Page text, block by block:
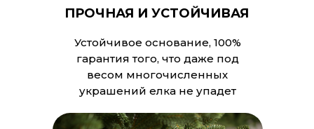
ПРОЧНАЯ И УСТОЙЧИВАЯ
Устойчивое основание, 100%
гарантия того, что даже под
весом многочисленных
украшений елка не упадет